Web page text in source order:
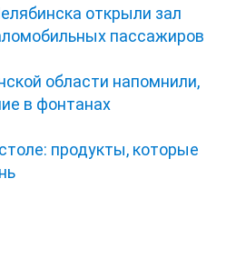
открыли зал
пассажиров
области напомнили,
в фонтанах
продукты, которые